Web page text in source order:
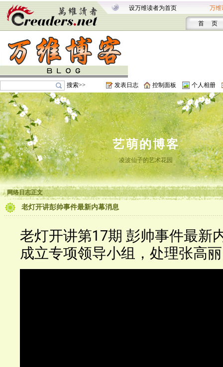
设万维读者为首页 万维
首 页
搜索>> 发表日志 控制面板 个人相册
艺萌的博客
凌波仙子的艺术花园
网络日志正文
老灯开讲彭帅事件最新内幕消息
老灯开讲第17期 彭帅事件最新
成立专项领导小组，处理张高